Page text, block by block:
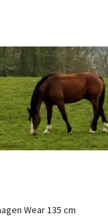
Wear 135 cm